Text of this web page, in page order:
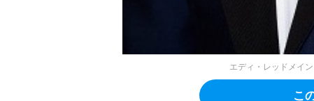
エディ・レッドメイ
こ